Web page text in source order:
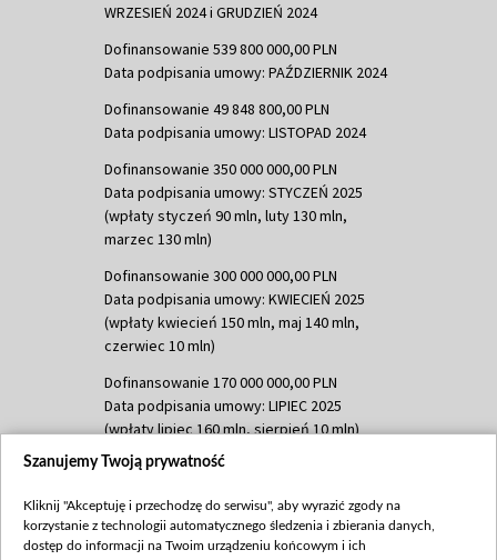
WRZESIEŃ 2024 i GRUDZIEŃ 2024
Dofinansowanie 539 800 000,00 PLN
Data podpisania umowy: PAŹDZIERNIK 2024
Dofinansowanie 49 848 800,00 PLN
Data podpisania umowy: LISTOPAD 2024
Dofinansowanie 350 000 000,00 PLN
Data podpisania umowy: STYCZEŃ 2025
(wpłaty styczeń 90 mln, luty 130 mln,
marzec 130 mln)
Dofinansowanie 300 000 000,00 PLN
Data podpisania umowy: KWIECIEŃ 2025
(wpłaty kwiecień 150 mln, maj 140 mln,
czerwiec 10 mln)
Dofinansowanie 170 000 000,00 PLN
Data podpisania umowy: LIPIEC 2025
(wpłaty lipiec 160 mln, sierpień 10 mln)
Dofinansowanie 60 000 000,00 PLN
(wpłata wrzesień 60 mln)
Dofinansowanie 635 783 051,21 PLN
Szanujemy Twoją prywatność
Kliknij "Akceptuję i przechodzę do serwisu", aby wyrazić zgody na
korzystanie z technologii automatycznego śledzenia i zbierania danych,
dostęp do informacji na Twoim urządzeniu końcowym i ich